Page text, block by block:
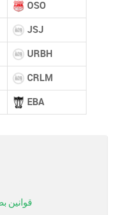
OSO
JSJ
URBH
CRLM
EBA
قوانين